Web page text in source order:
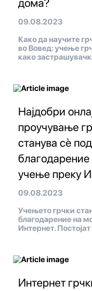
дома?
09.08.2023
Како да научите
во Вовед: учење
како
Најдобри
проучување
станува сè
учење преку
09.08.2023
Учењето грчки
благодарение на
Интернет.
Интернет